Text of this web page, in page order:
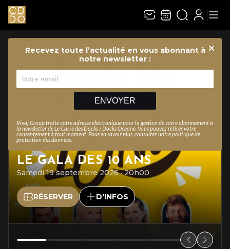
Recevez toute l’actualité en vous abonnant à
notre newsletter :
ENVOYER
Rivaj Group traite votre adresse électronique pour la gestion de votre abonnement à
la newsletter deLe Carré des Docks / Docks Océane . Vous pouvez retirer votre
consentement à tout moment. Pour en savoir plus, consultez notrepolitique de
protection des données
Concert
HUGUES AUFRAY
ESCAPADA !
Dimanche 1 novembre 2026 · 20h00
RÉSERVER D'INFOS